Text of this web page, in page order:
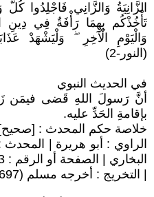
الزَّانِيَةُ وَالزَّانِي فَاجْلِدُوا
تَأْخُذْكُم بِهِمَا رَأْفَةٌ فِي دِينِ
وَالْيَوْمِ الْآخِرِ ۖ وَلْيَشْهَدْ
(النور-2)
في الحديث النبوي
أنَّ رَسولَ اللهِ قَضى فيمَن
بإقامةِ الحَدِّ عليه.
خلاصة حكم المحدث : [صحيح]
الراوي : أبو هريرة |
البخاري | الصفحة أو الرقم : 6833
| التخريج : أخرجه مسلم (1697، 1698)